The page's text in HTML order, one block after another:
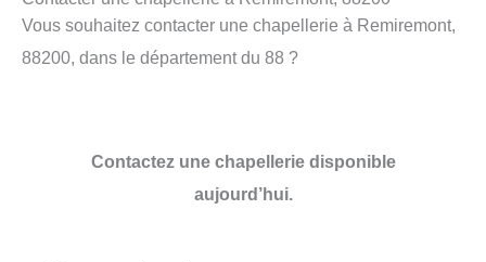
Vous souhaitez contacter une chapellerie à Remiremont,
88200, dans le département du 88 ?
Contactez une chapellerie disponible
aujourd’hui.